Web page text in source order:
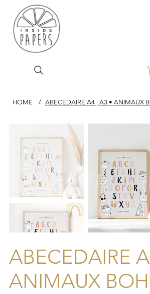
HOME / ABECEDAIRE A4 | A3 • ANIMAUX
ABECEDAIRE
ANIMAUX